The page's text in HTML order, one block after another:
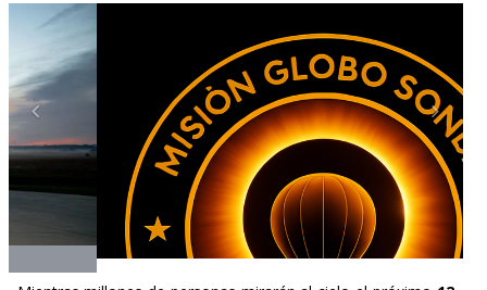
Previous
Mientras millones de personas mirarán al cielo el próximo